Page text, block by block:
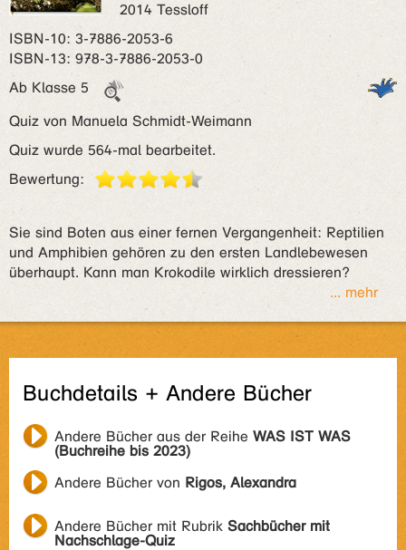
2014 Tessloff
ISBN‑10: 3-7886-2053-6
ISBN‑13: 978-3-7886-2053-0
Ab Klasse 5
Quiz von Manuela Schmidt-Weimann
Quiz wurde 564-mal bearbeitet.
Bewertung:
Sie sind Boten aus einer fernen Vergangenheit: Reptilien
und Amphibien gehören zu den ersten Landlebewesen
überhaupt. Kann man Krokodile wirklich dressieren?
... mehr
Buchdetails + Andere Bücher
Andere Bücher aus der Reihe WAS IST WAS
(Buchreihe bis 2023)
Andere Bücher von Rigos, Alexandra
Andere Bücher mit Rubrik Sachbücher mit
Nachschlage-Quiz